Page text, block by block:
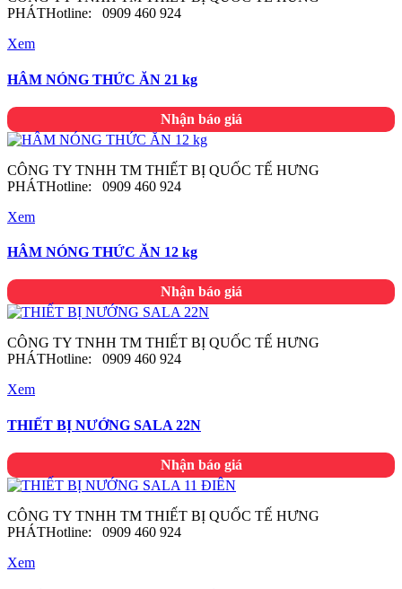
PHÁTHotline: 0909 460 924
Xem
HÂM NÓNG THỨC ĂN 21 kg
Nhận báo giá
CÔNG TY TNHH TM THIẾT BỊ QUỐC TẾ HƯNG
PHÁTHotline: 0909 460 924
Xem
HÂM NÓNG THỨC ĂN 12 kg
Nhận báo giá
CÔNG TY TNHH TM THIẾT BỊ QUỐC TẾ HƯNG
PHÁTHotline: 0909 460 924
Xem
THIẾT BỊ NƯỚNG SALA 22N
Nhận báo giá
CÔNG TY TNHH TM THIẾT BỊ QUỐC TẾ HƯNG
PHÁTHotline: 0909 460 924
Xem